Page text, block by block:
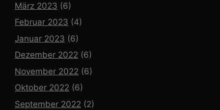
März 2023 (6)
Februar 2023 (4)
Januar 2023 (6)
Dezember 2022 (6)
November 2022 (6)
Oktober 2022 (6)
September 2022 (2)